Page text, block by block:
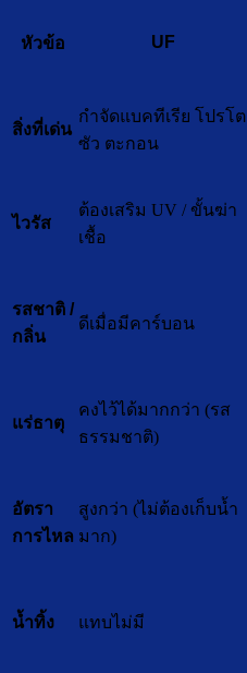
หัวข้อ UF
สิ่งที่เด่น
กำจัดแบคทีเรีย โปรโต
ซัว ตะกอน
ไวรัส
ต้องเสริม UV / ขั้นฆ่า
เชื้อ
รสชาติ /
กลิ่น
ดีเมื่อมีคาร์บอน
แร่ธาตุ
คงไว้ได้มากกว่า (รส
ธรรมชาติ)
อัตรา
การไหล
สูงกว่า (ไม่ต้องเก็บน้ำ
มาก)
น้ำทิ้ง แทบไม่มี